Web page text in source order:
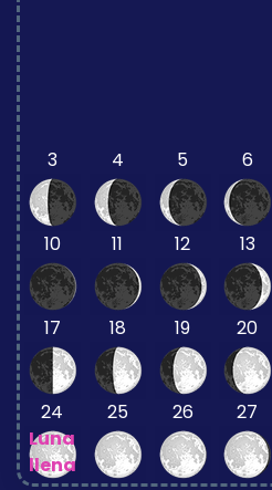
3
4 5 6
10
11 12 13
17
18 19 20
24
Luna
llena
25 26 27